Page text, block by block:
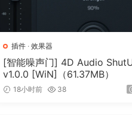
插件 ·效果器
[智能噪声门] 4D Audio
v1.0.0 [WiN]（61.37MB）
18小时前 38